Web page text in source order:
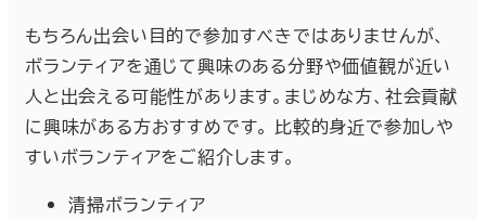
もちろん出会い目的で参加すべきではありませんが、
ボランティアを通じて興味のある分野や価値観が近い
人と出会える可能性があります。まじめな方、社会貢献
に興味がある方おすすめです。 比較的身近で参加しや
すいボランティアをご紹介します。
清掃ボランティア